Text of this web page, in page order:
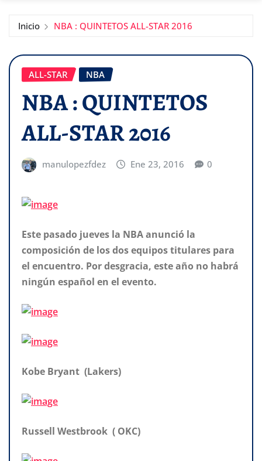
Inicio NBA : QUINTETOS ALL-STAR 2016
ALL-STAR NBA
NBA : QUINTETOS
ALL-STAR 2016
manulopezfdez Ene 23, 2016 0
Este pasado jueves la NBA anunció la
composición de los dos equipos titulares para
el encuentro. Por desgracia, este año no habrá
ningún español en el evento.
Kobe Bryant (Lakers)
Russell Westbrook ( OKC)